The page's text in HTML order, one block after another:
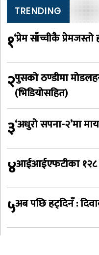
TRENDING
१‘प्रेम साँच्चीकै प्रेमजस्तो
२पुसको ठण्डीमा
(भिडियोसहित)
३‘अधुरो सपना-२’मा
४आईआईएफटीका १२८
५अब पछि हट्दिनँ :